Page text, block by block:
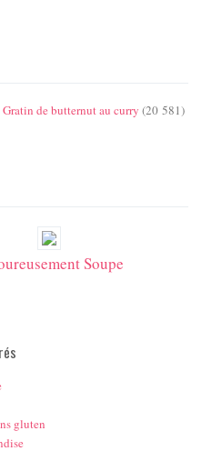
Gratin de butternut au curry (20 581)
Soupe
gluten